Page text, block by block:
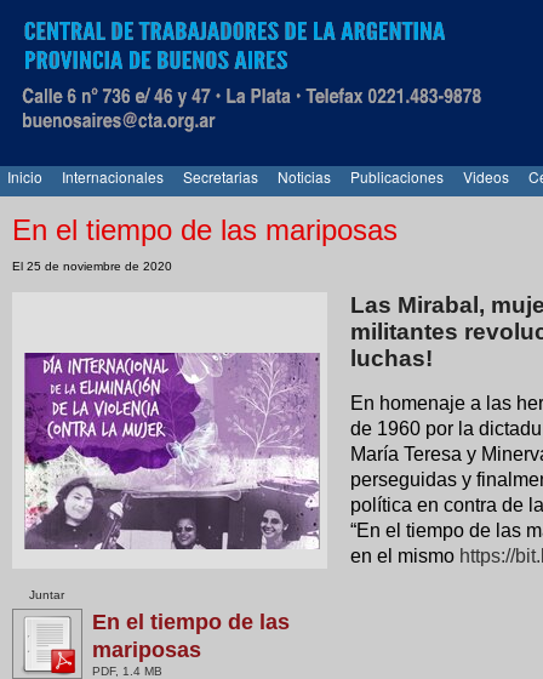
Inicio Internacionales Secretarias Noticias Publicaciones Videos
En el tiempo de las mariposas
El 25 de noviembre de 2020
Las Mirabal,
militantes
luchas!
En homenaje a las
de 1960 por la
María Teresa y
perseguidas y
política en contra de
“En el tiempo de las
en el mismo https://
Juntar
En el tiempo de las
mariposas
PDF, 1.4 MB